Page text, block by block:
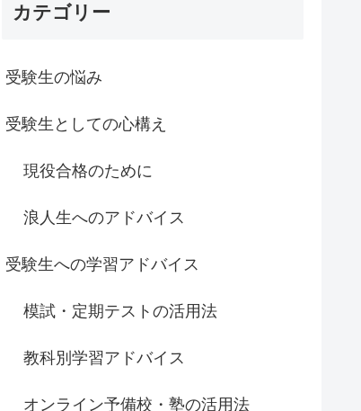
カテゴリー
受験生の悩み
受験生としての心構え
現役合格のために
浪人生へのアドバイス
受験生への学習アドバイス
模試・定期テストの活用法
教科別学習アドバイス
オンライン予備校・塾の活用法